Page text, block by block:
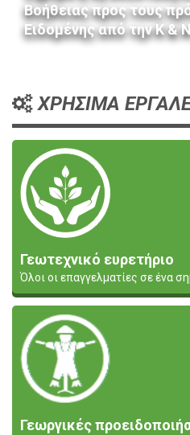
Βοήθειας προς τους
Ειδομένης από την Κ &
ΧΡΗΣΙΜΑ
Γεωτεχνικό ευρετήριο
Όλοι οι επαγγελματίες σε ένα
Γεωργικές